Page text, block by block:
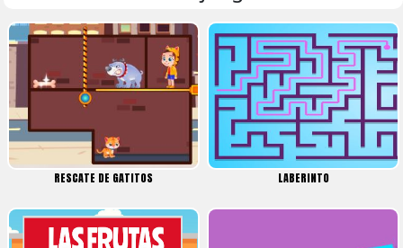
RESCATE DE GATITOS LABERINTO